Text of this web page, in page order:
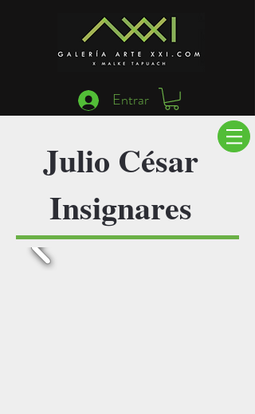
Entrar
Julio César
Insignares